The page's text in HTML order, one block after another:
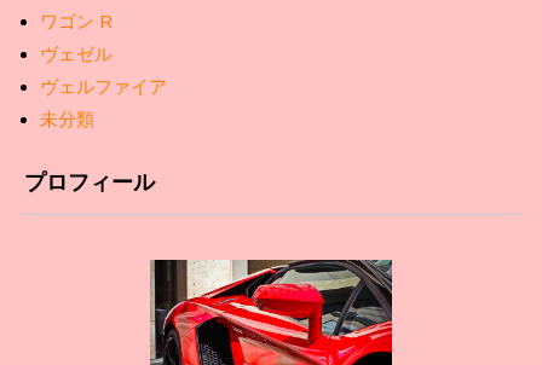
ワゴン R
ヴェゼル
ヴェルファイア
未分類
プロフィール